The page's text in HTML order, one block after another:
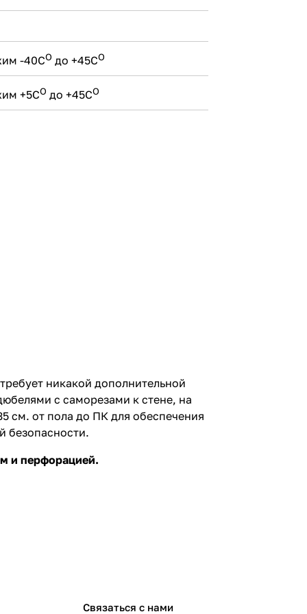
-40СО до +45СО
+5СО до +45СО
никакой дополнительной
с саморезами к стене, на
см. от пола до ПК для обеспечения
безопасности.
и перфорацией.
Связаться с нами